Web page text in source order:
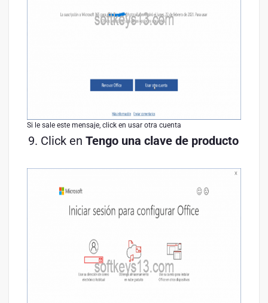
Si le sale este mensaje, click en usar otra cuenta
Click en Tengo una clave de producto